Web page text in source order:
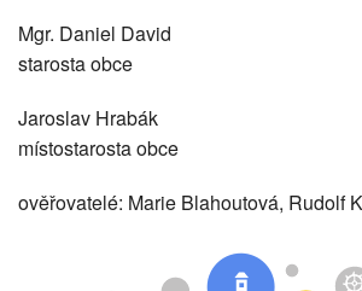
Mgr. Daniel David
starosta obce
Jaroslav Hrabák
místostarosta obce
ověřovatelé: Marie Blahoutová, Rudolf